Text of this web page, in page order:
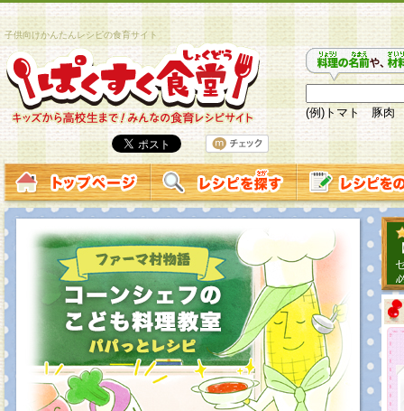
子供向けかんたんレシピの食育サイト
(例)トマト 豚肉